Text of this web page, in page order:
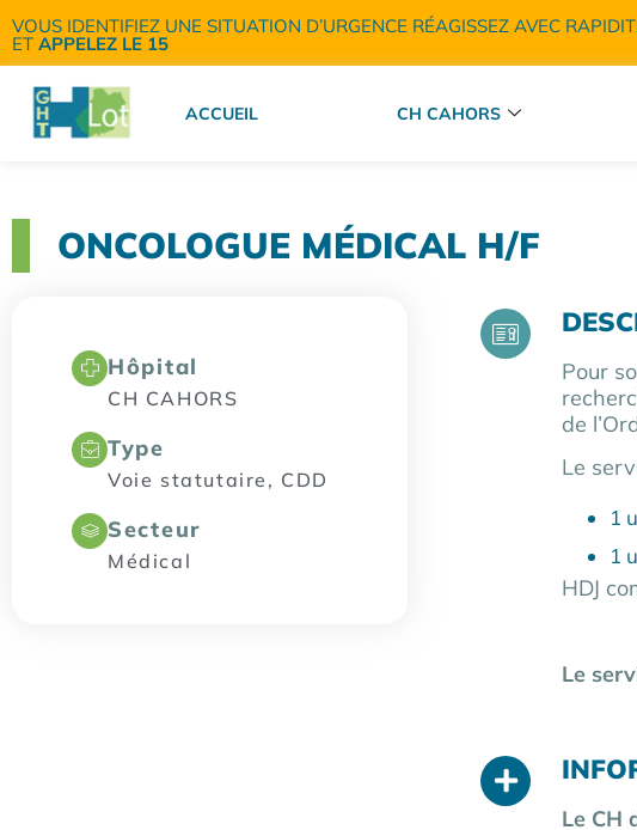
VOUS IDENTIFIEZ UNE SITUATION D’URGENCE RÉAGISSEZ AVEC
ET APPELEZ LE 15
ACCUEIL CH CAHORS
ONCOLOGUE MÉDICAL H/F
Hôpital
CH CAHORS
Type
Voie statutaire, CDD
Secteur
Médical
Pour
de
Le
1
1
HDJ
Le
Le CH